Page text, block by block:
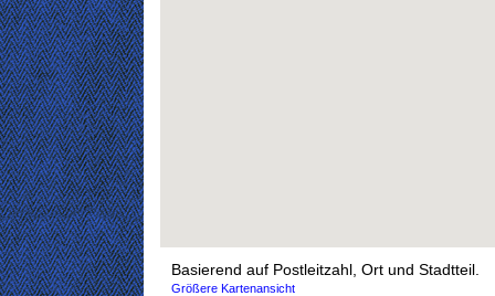
Basierend auf Postleitzahl, Ort und Stadtteil.
Größere Kartenansicht